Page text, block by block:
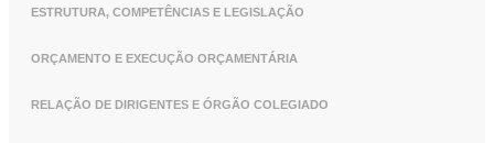
ESTRUTURA, COMPETÊNCIAS E LEGISLAÇÃO
ORÇAMENTO E EXECUÇÃO ORÇAMENTÁRIA
RELAÇÃO DE DIRIGENTES E ÓRGÃO COLEGIADO